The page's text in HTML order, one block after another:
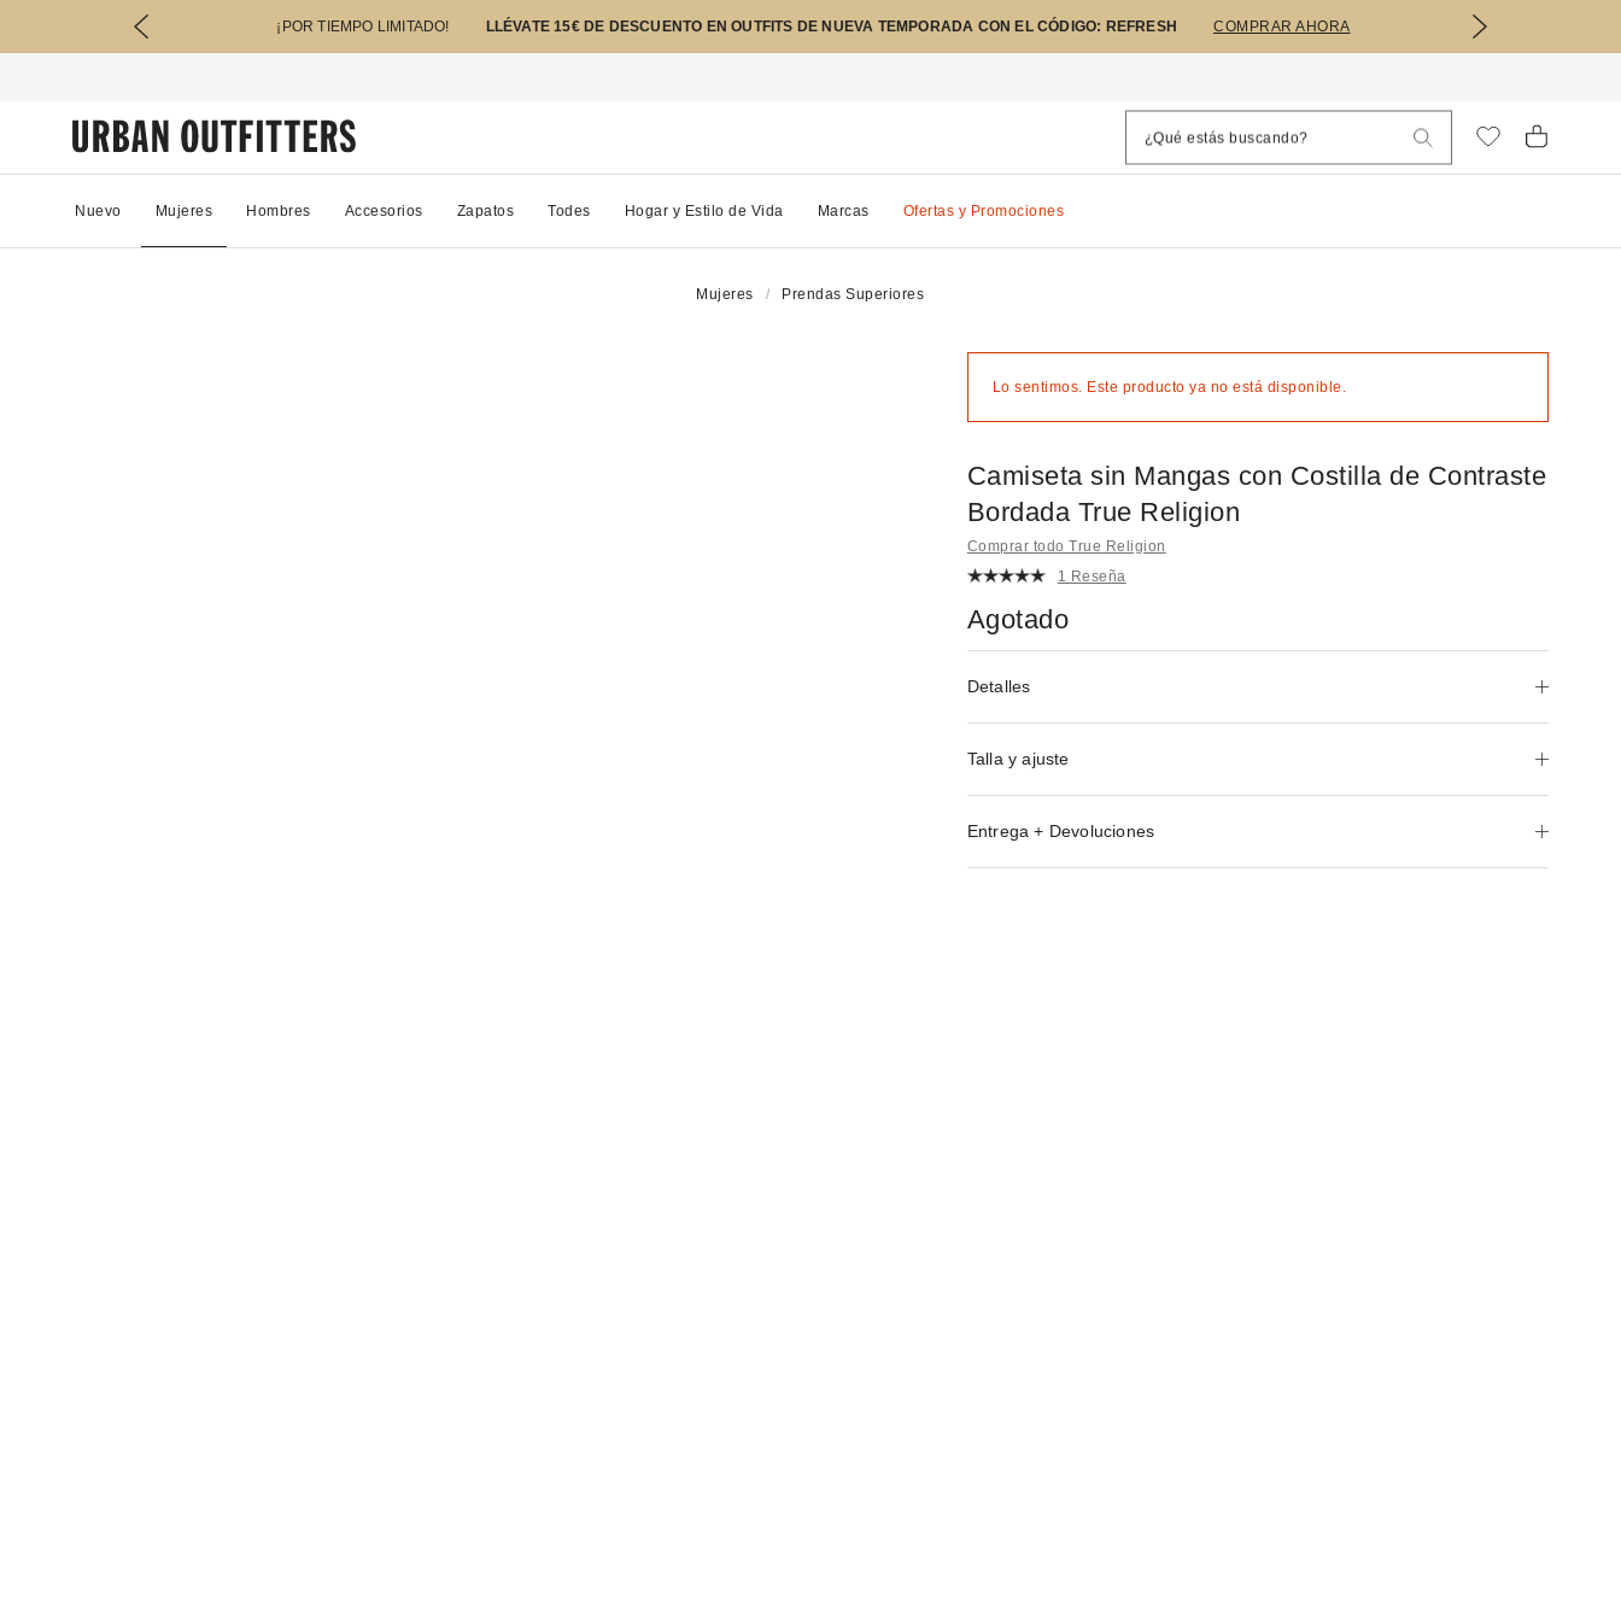
¡POR TIEMPO LIMITADO! LLÉVATE 15€ DE DESCUENTO EN OUTFITS DE NUEVA TEMPORADA CON EL CÓDIGO: REFRESH COMPRAR AHORA
Nuevo Mujeres Hombres Accesorios Zapatos Todes Hogar y Estilo de Vida Marcas Ofertas y Promociones
Mujeres Prendas Superiores
Lo sentimos. Este producto ya no está disponible.
Camiseta sin Mangas con Costilla de Contraste
Bordada True Religion
Comprar todo True Religion
1 Reseña
Agotado
Detalles
Talla y ajuste
Entrega + Devoluciones